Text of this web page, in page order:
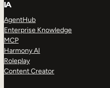
IA
AgentHub
Enterprise Knowledge
MCP
Harmony AI
Roleplay
Content Creator